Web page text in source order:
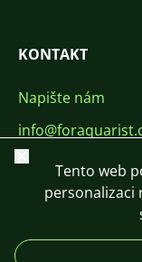
KONTAKT
Napište nám
+420 603 449 602
Zavřít
Tento web
personalizaci